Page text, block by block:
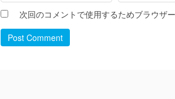
次回のコメントで使用するためブラウザ
Post Comment